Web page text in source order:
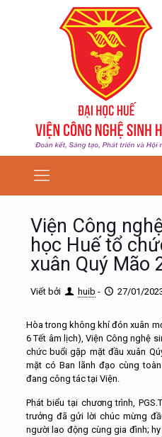
Viện Công
học Huế tổ
xuân Quý Mão
Viết bởi huib - 27/01/
Hòa trong không khí đón xuân
6 Tết âm lịch), Viện Công nghệ
chức buổi gặp mặt đầu xuân
mặt có Ban lãnh đạo cùng
đang công tác tại Viện.
Phát biểu tại chương trình,
trưởng đã gửi lời chúc mừng
người lao động cùng gia đình;